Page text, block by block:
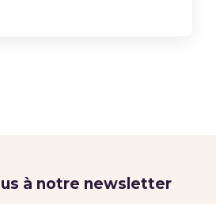
à notre newsletter